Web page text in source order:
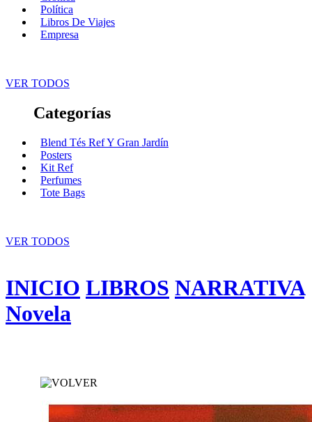
Política
Libros De Viajes
Empresa
VER TODOS
Categorías
Blend Tés Ref Y Gran Jardín
Posters
Kit Ref
Perfumes
Tote Bags
VER TODOS
INICIO LIBROS NARRATIVA
Novela